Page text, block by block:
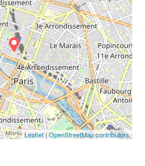
Leaflet|OpenStreetMap contributors